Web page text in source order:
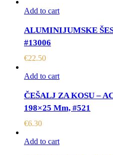
Add to cart
ALUMINIJUMSKE
#13006
€22.50
Add to cart
ČEŠALJ ZA KOSU –
198×25 Mm, #521
€6.30
Add to cart